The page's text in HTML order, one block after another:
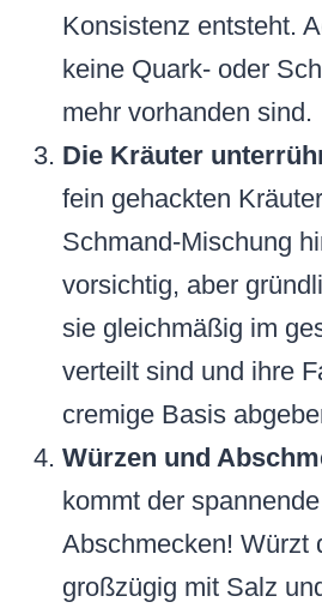
Konsistenz entsteht.
keine Quark- oder
mehr vorhanden sind.
Die Kräuter
fein gehackten
Schmand-Mischung
vorsichtig, aber
sie gleichmäßig im
verteilt sind und ihre
cremige Basis
Würzen und
kommt der
Abschmecken! Würzt
großzügig mit Salz